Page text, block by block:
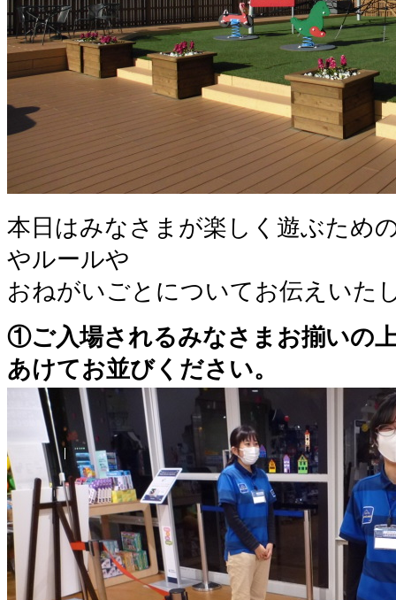
本日はみなさまが楽しく遊ぶため
やルールや
おねがいごとについてお伝えいた
①ご入場されるみなさまお揃いの
あけてお並びください。